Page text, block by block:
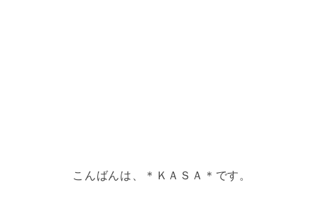
こんばんは、＊ＫＡＳＡ＊です。